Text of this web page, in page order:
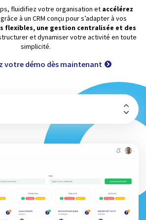
fluidifiez votre organisation et accélérez
grâce à un CRM conçu pour s’adapter à vos
flexibles, une gestion centralisée et des
et dynamiser votre activité en toute
simplicité.
votre démo dès maintenant